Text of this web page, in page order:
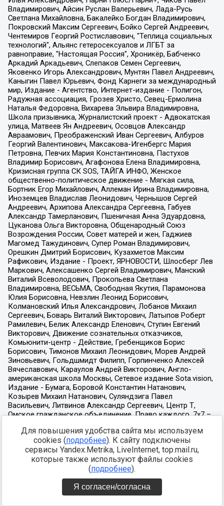
Для повышения удобства сайта мы используем
cookies (подробнее). К сайту подключены
сервисы Yandex.Metrika, LiveInternet, top.mail.ru,
которые также используют файлы cookies
(подробнее).
Я согласен/согласна